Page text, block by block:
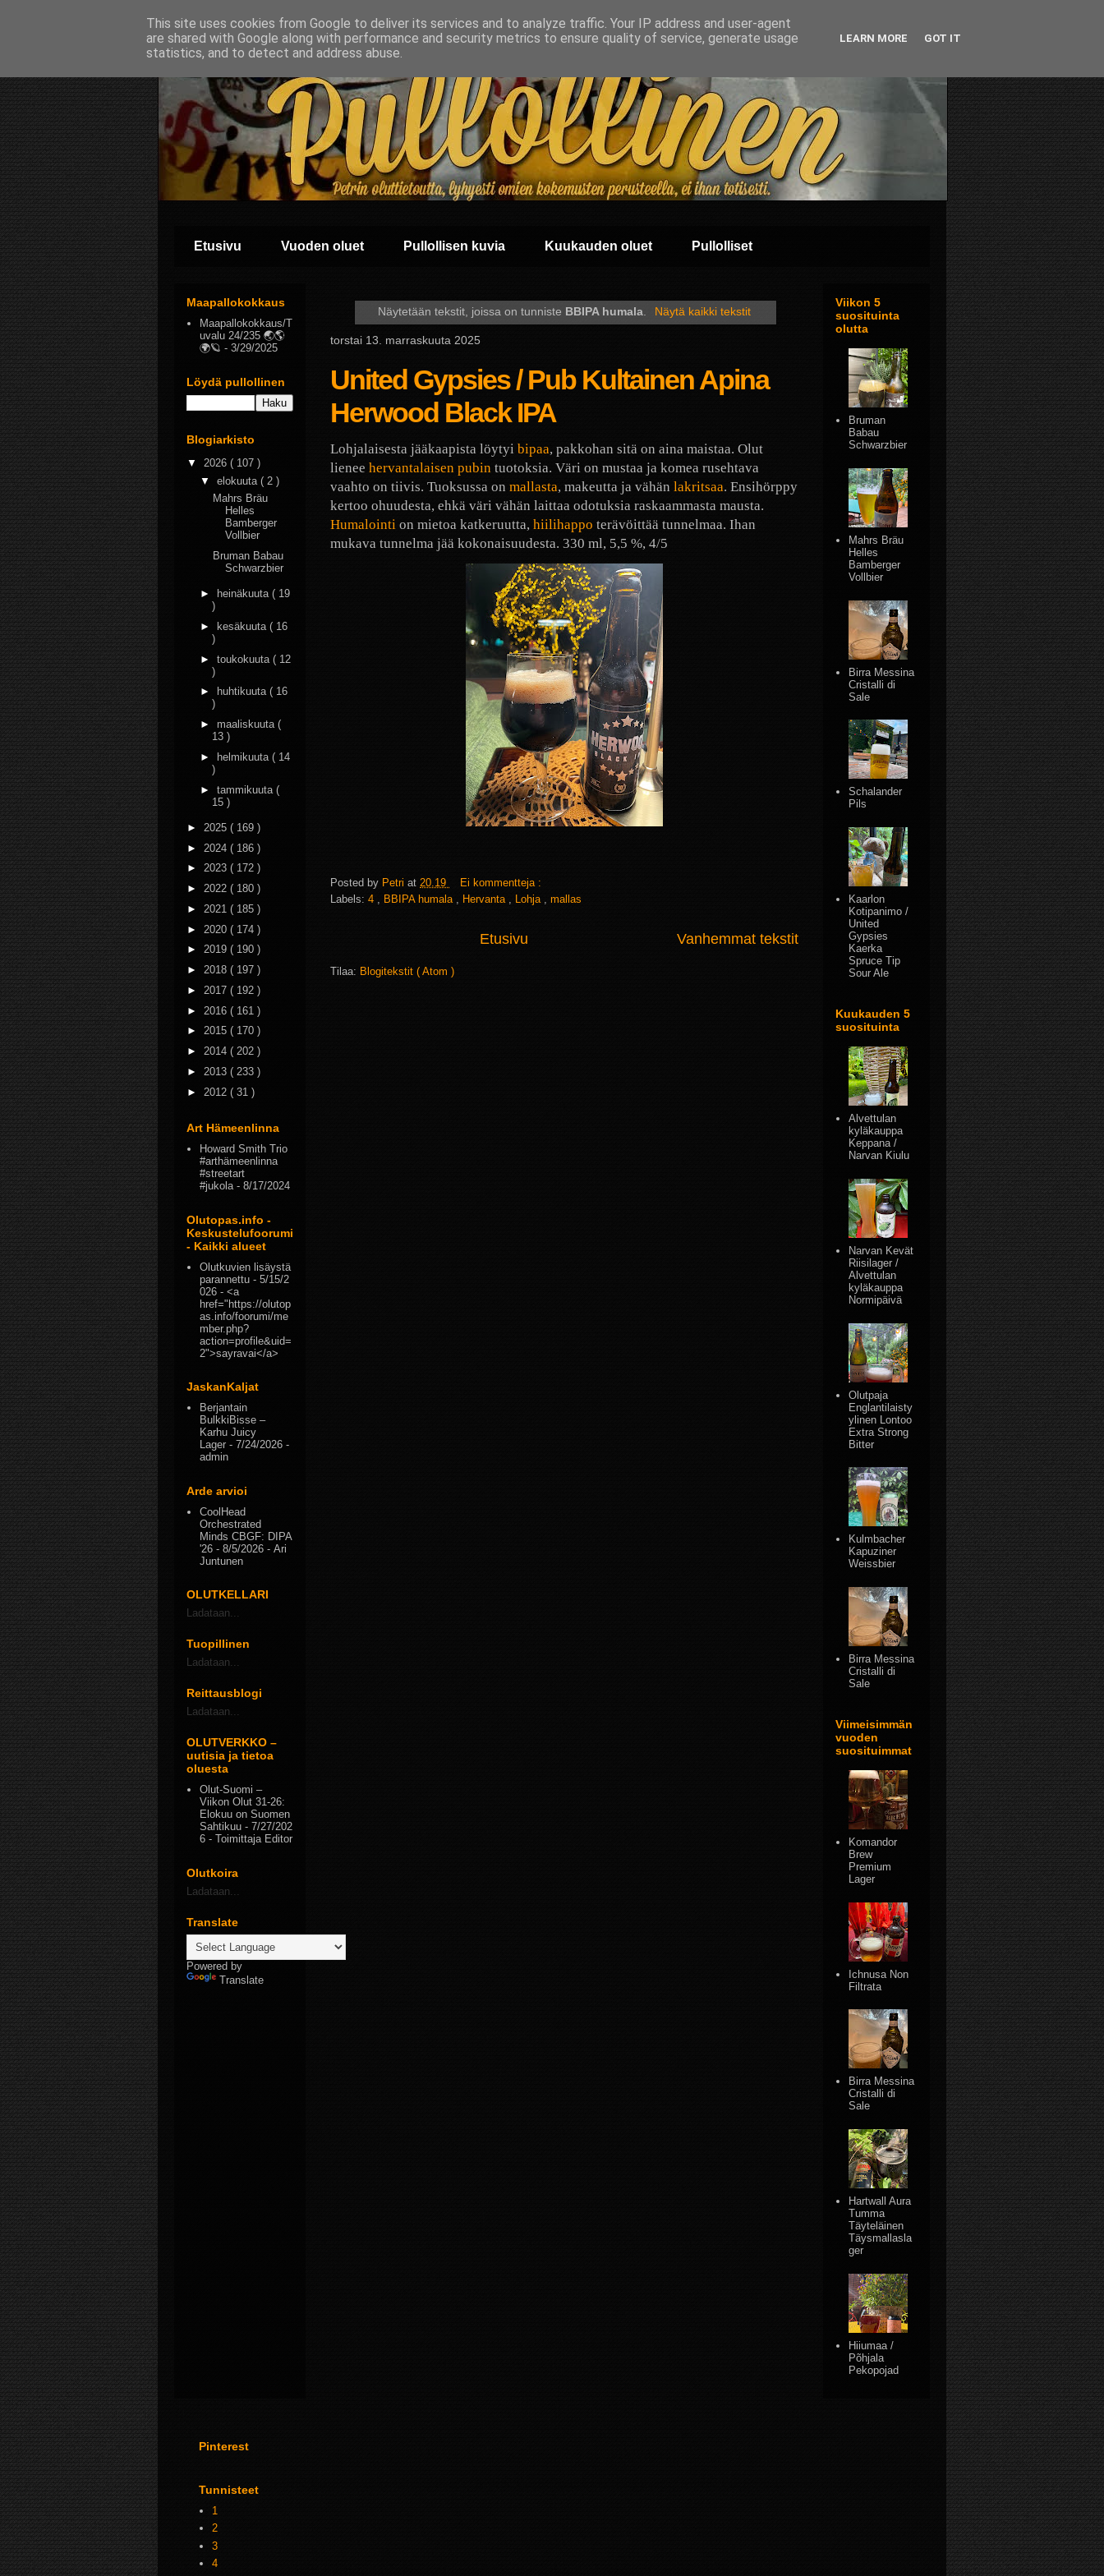
Etusivu Vuoden oluet Pullollisen kuvia Kuukauden oluet Pullolliset
Näytetään tekstit, joissa on tunniste BBIPA humala. Näytä kaikki tekstit
torstai 13. marraskuuta 2025
United Gypsies / Pub Kultainen Apina
Herwood Black IPA
Lohjalaisesta jääkaapista löytyi bipaa, pakkohan sitä on aina maistaa. Olut
lienee hervantalaisen pubin tuotoksia. Väri on mustaa ja komea rusehtava
vaahto on tiivis. Tuoksussa on mallasta, makeutta ja vähän lakritsaa. Ensihörppy
kertoo ohuudesta, ehkä väri vähän laittaa odotuksia raskaammasta mausta.
Humalointi on mietoa katkeruutta, hiilihappo terävöittää tunnelmaa. Ihan
mukava tunnelma jää kokonaisuudesta. 330 ml, 5,5 %, 4/5
Posted by Petri at 20.19
Ei kommentteja :
Labels: 4 BBIPA humala Hervanta Lohja mallas
Vanhemmat tekstit
Etusivu
Tilaa: Blogitekstit ( Atom )
Maapallokokkaus
Maapallokokkaus/T
uvalu 24/235 🌏🌎
🌍🪐 - 3/29/2025
Löydä pullollinen
Blogiarkisto
▼ 2026 ( 107 )
▼ elokuuta ( 2 )
Mahrs Bräu
Helles
Bamberger
Vollbier
Bruman Babau
Schwarzbier
► heinäkuuta ( 19
)
►
kesäkuuta ( 16
)
► toukokuuta ( 12
)
►
huhtikuuta ( 16
)
► maaliskuuta (
13 )
►
helmikuuta ( 14
)
► tammikuuta (
15 )
► 2025 ( 169 )
► 2024 ( 186 )
► 2023 ( 172 )
► 2022 ( 180 )
► 2021 ( 185 )
► 2020 ( 174 )
► 2019 ( 190 )
► 2018 ( 197 )
► 2017 ( 192 )
► 2016 ( 161 )
► 2015 ( 170 )
► 2014 ( 202 )
► 2013 ( 233 )
► 2012 ( 31 )
Art Hämeenlinna
Howard Smith Trio
#arthämeenlinna
#streetart
#jukola- 8/17/2024
Olutopas.info -
Keskustelufoorumi
- Kaikki alueet
Olutkuvien lisäystä
parannettu - 5/15/2
026 - <a
href="https://olutop
as.info/foorumi/me
mber.php?
action=profile&uid=
2">sayravai</a>
JaskanKaljat
Berjantain
BulkkiBisse –
Karhu Juicy
Lager - 7/24/2026 -
admin
Arde arvioi
CoolHead
Orchestrated
Minds CBGF: DIPA
'26 - 8/5/2026 - Ari
Juntunen
OLUTKELLARI
Ladataan...
Tuopillinen
Ladataan...
Reittausblogi
Ladataan...
OLUTVERKKO –
uutisia ja tietoa
oluesta
Olut-Suomi –
Viikon Olut 31-26:
Elokuu on Suomen
Sahtikuu - 7/27/202
6 - Toimittaja Editor
Olutkoira
Ladataan...
Translate
Powered by
Translate
Viikon 5
suosituinta
olutta
Bruman
Babau
Schwarzbier
Mahrs Bräu
Helles
Bamberger
Vollbier
Birra Messina
Cristalli di
Sale
Schalander
Pils
Kaarlon
Kotipanimo /
United
Gypsies
Kaerka
Spruce Tip
Sour Ale
Kuukauden 5
suosituinta
Alvettulan
kyläkauppa
Keppana /
Narvan Kiulu
Narvan Kevät
Riisilager /
Alvettulan
kyläkauppa
Normipäivä
Olutpaja
Englantilaisty
ylinen Lontoo
Extra Strong
Bitter
Kulmbacher
Kapuziner
Weissbier
Birra Messina
Cristalli di
Sale
Viimeisimmän
vuoden
suosituimmat
Komandor
Brew
Premium
Lager
Ichnusa Non
Filtrata
Birra Messina
Cristalli di
Sale
Hartwall Aura
Tumma
Täyteläinen
Täysmallasla
ger
Hiiumaa /
Põhjala
Pekopojad
Pinterest
Tunnisteet
1
2
3
4
This site uses cookies from Google to deliver its services and to analyze traffic. Your IP address and user-agent
are shared with Google along with performance and security metrics to ensure quality of service, generate usage
statistics, and to detect and address abuse.
LEARN MORE GOT IT